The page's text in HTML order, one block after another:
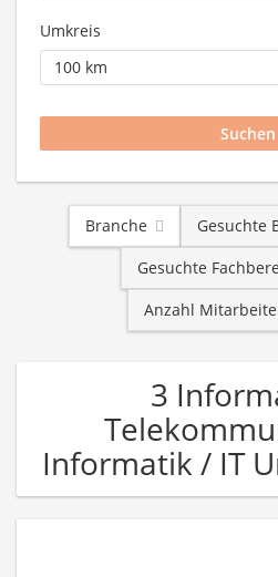
Umkreis
Branche Gesuchte
Gesuchte
Anzahl
3
Informatik / IT